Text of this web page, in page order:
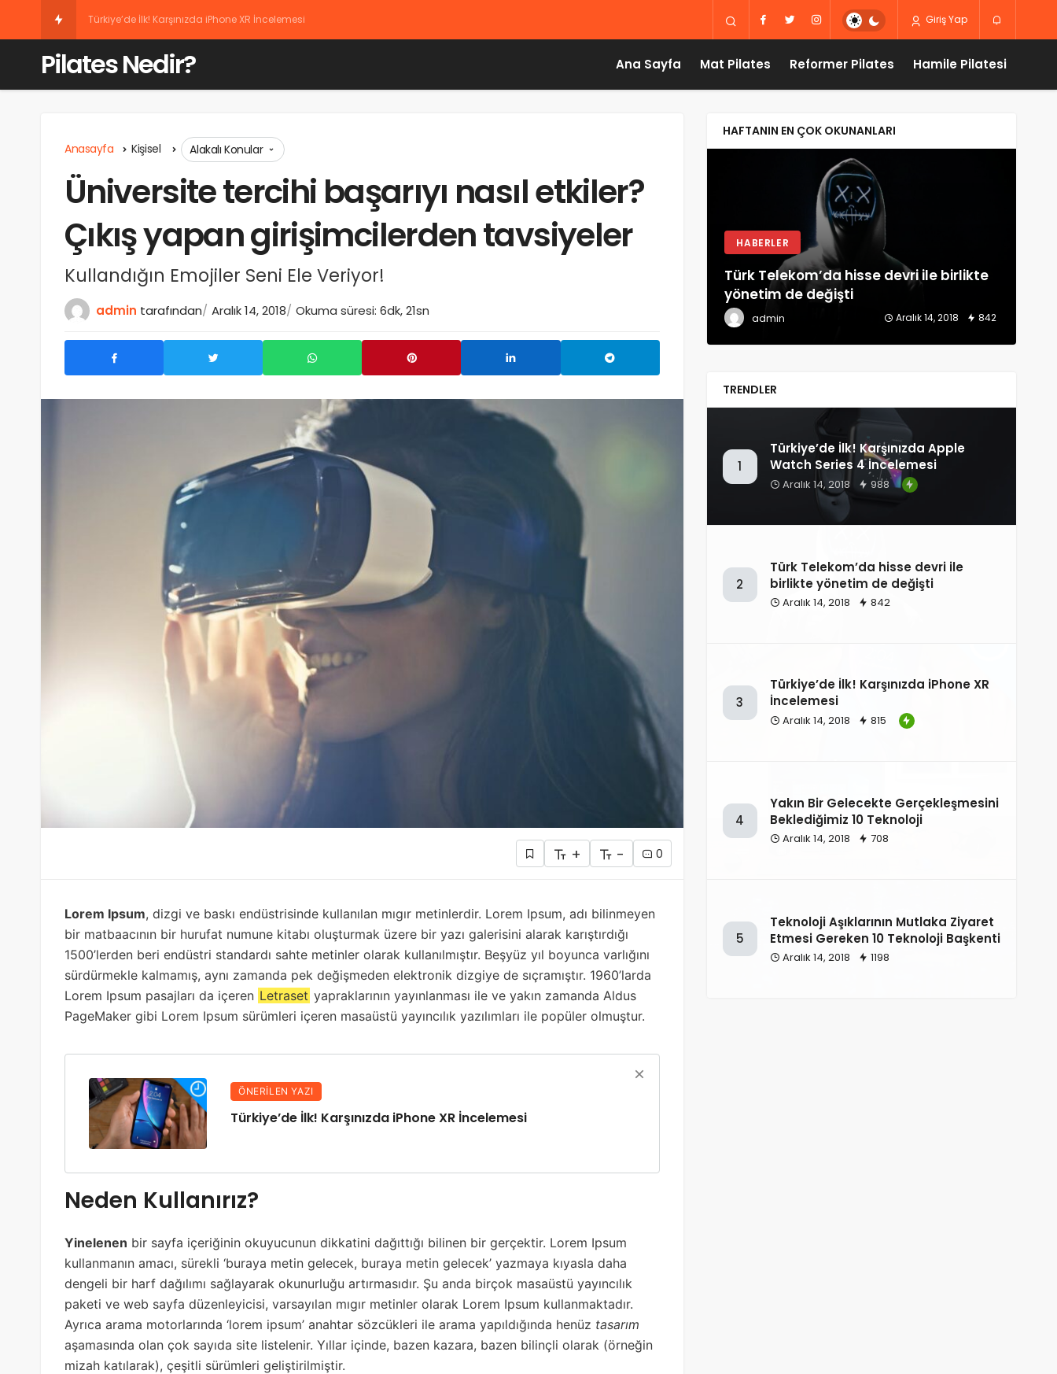
Türkiye’de İlk! Karşınızda Ap Giriş Yap
Pilates Nedir? Ana Sayfa Mat Pilates Reformer Pilates Hamile Pilatesi
Anasayfa Kişisel Alakalı Konular
Üniversite tercihi başarıyı nasıl etkiler?
Çıkış yapan girişimcilerden tavsiyeler
Kullandığın Emojiler Seni Ele Veriyor!
admin tarafından Aralık 14, 2018 Okuma süresi: 6dk, 21sn
+ - 0
Lorem Ipsum, dizgi ve baskı endüstrisinde kullanılan mıgır metinlerdir. Lorem Ipsum, adı bilinmeyen
bir matbaacının bir hurufat numune kitabı oluşturmak üzere bir yazı galerisini alarak karıştırdığı
1500’lerden beri endüstri standardı sahte metinler olarak kullanılmıştır. Beşyüz yıl boyunca varlığını
sürdürmekle kalmamış, aynı zamanda pek değişmeden elektronik dizgiye de sıçramıştır. 1960’larda
Lorem Ipsum pasajları da içeren Letraset yapraklarının yayınlanması ile ve yakın zamanda Aldus
PageMaker gibi Lorem Ipsum sürümleri içeren masaüstü yayıncılık yazılımları ile popüler olmuştur.
ÖNERILEN YAZI
Türkiye’de İlk! Karşınızda iPhone XR İncelemesi
Neden Kullanırız?
Yinelenen bir sayfa içeriğinin okuyucunun dikkatini dağıttığı bilinen bir gerçektir. Lorem Ipsum
kullanmanın amacı, sürekli ‘buraya metin gelecek, buraya metin gelecek’ yazmaya kıyasla daha
dengeli bir harf dağılımı sağlayarak okunurluğu artırmasıdır. Şu anda birçok masaüstü yayıncılık
paketi ve web sayfa düzenleyicisi, varsayılan mıgır metinler olarak Lorem Ipsum kullanmaktadır.
Ayrıca arama motorlarında ‘lorem ipsum’ anahtar sözcükleri ile arama yapıldığında henüz tasarım
aşamasında olan çok sayıda site listelenir. Yıllar içinde, bazen kazara, bazen bilinçli olarak (örneğin
mizah katılarak), çeşitli sürümleri geliştirilmiştir.
HAFTANIN EN ÇOK OKUNANLARI
İNCELEME HABERLER
Türk Telekom’da hisse devri ile birlikte
yönetim de değişti
admin Aralık 14, 2018 842
TRENDLER
1
Türkiye’de İlk! Karşınızda Apple
Watch Series 4 İncelemesi
Aralık 14, 2018 988
2
Türk Telekom’da hisse devri ile
birlikte yönetim de değişti
Aralık 14, 2018 842
3
Türkiye’de İlk! Karşınızda iPhone XR
İncelemesi
Aralık 14, 2018 815
4
Yakın Bir Gelecekte Gerçekleşmesini
Beklediğimiz 10 Teknoloji
Aralık 14, 2018 708
5
Teknoloji Aşıklarının Mutlaka Ziyaret
Etmesi Gereken 10 Teknoloji Başkenti
Aralık 14, 2018 1198